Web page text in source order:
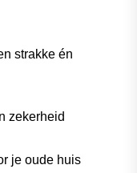
strakke én
zekerheid
je oude huis